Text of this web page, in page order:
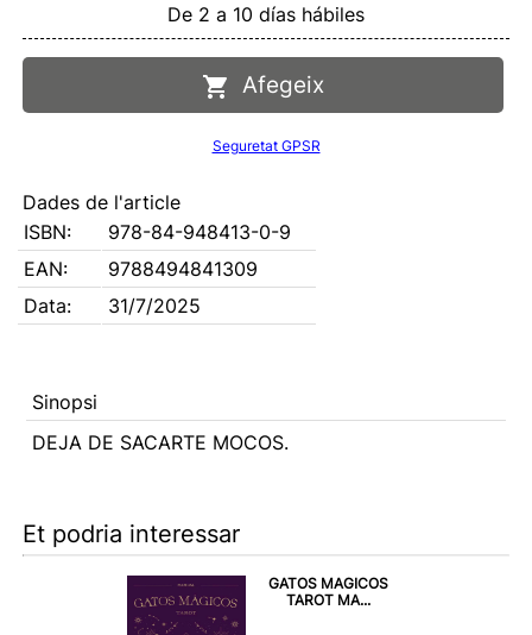
De 2 a 10 días hábiles
Afegeix
Seguretat GPSR
Dades de l'article
ISBN:
978-84-948413-0-9
EAN:
9788494841309
Data:
31/7/2025
Sinopsi
DEJA DE SACARTE MOCOS.
Et podria interessar
GATOS MAGICOS
TAROT MA...